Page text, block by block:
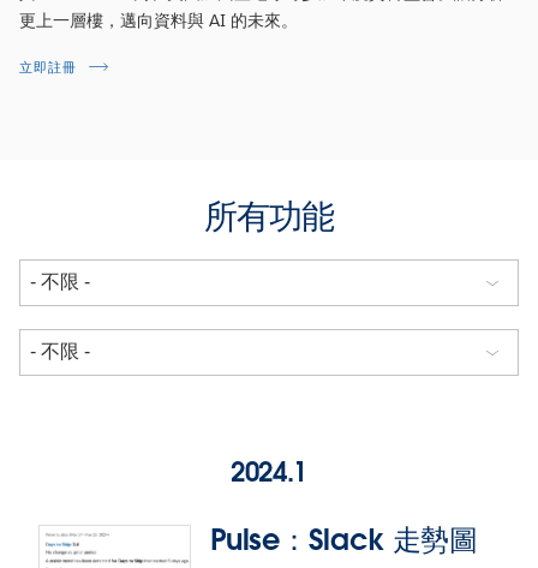
更上一層樓，邁向資料與 AI 的未來。
立即註冊
所有功能
2024.1
Pulse：Slack 走勢圖